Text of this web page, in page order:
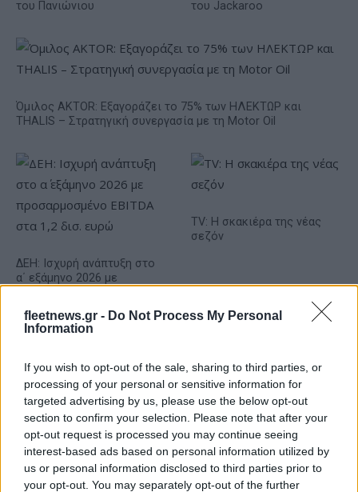
fleetnews.gr - Do Not Process My Personal
Information
If you wish to opt-out of the sale, sharing to third parties, or
processing of your personal or sensitive information for
targeted advertising by us, please use the below opt-out
section to confirm your selection. Please note that after your
opt-out request is processed you may continue seeing
interest-based ads based on personal information utilized by
us or personal information disclosed to third parties prior to
your opt-out. You may separately opt-out of the further
του Πανιώνιου
του Jackaroo
Όμιλος AKTOR: Εξαγοράζει το 75% των ΗΛΕΚΤΩΡ και
THALIS – Στρατηγική συνεργασία με τη Motor Oil
ΔΕΗ: Ισχυρή ανάπτυξη στο
α΄ εξάμηνο 2026 με
TV: Η σκακιέρα της νέας
σεζόν
IAB Hellas: Νέα Διοικούσα Επιτροπή και νέο Διοικητικό
Συμβούλιο - Πρόεδρος ο Γαληνός Γιαγλής